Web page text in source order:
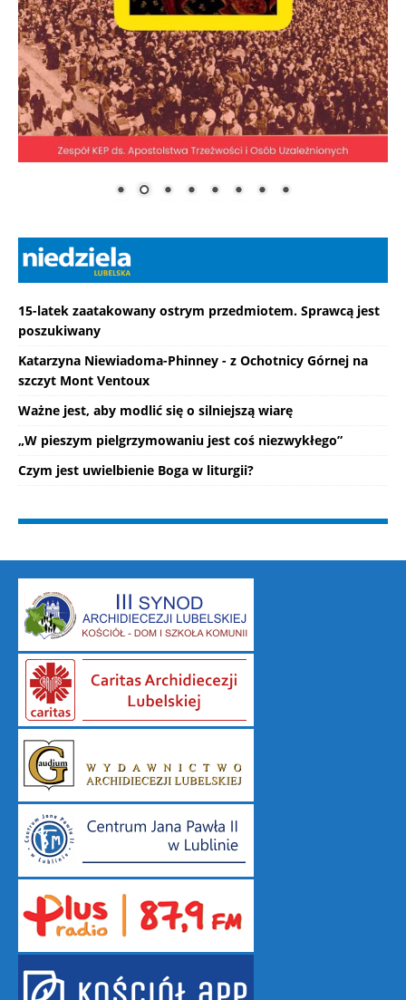
15-latek zaatakowany ostrym przedmiotem. Sprawcą jest
poszukiwany
Katarzyna Niewiadoma-Phinney - z Ochotnicy Górnej na
szczyt Mont Ventoux
Ważne jest, aby modlić się o silniejszą wiarę
„W pieszym pielgrzymowaniu jest coś niezwykłego”
Czym jest uwielbienie Boga w liturgii?